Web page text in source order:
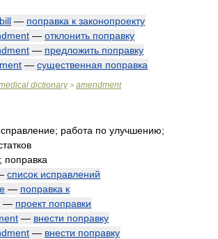
— поправка к законопроекту
— отклонить поправку
— предложить поправку
— существенная поправка
dictionary> amendment
работа по улучшению;
поправка
список исправлений
— поправка к
— проект поправки
— внести поправку
— внести поправку